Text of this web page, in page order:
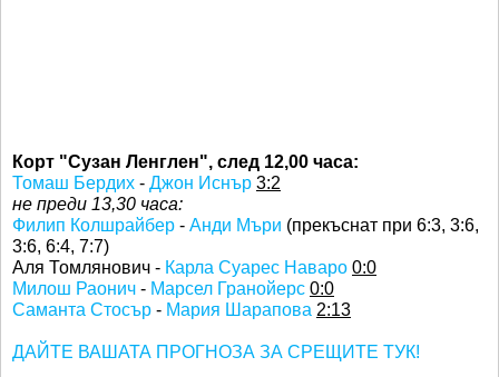
Корт "Сузан Ленглен", след 12,00 часа:
Томаш Бердих - Джон Иснър 3:2
не преди 13,30 часа:
Филип Колшрайбер - Анди Мъри (прекъснат при 6:3, 3:6,
3:6, 6:4, 7:7)
Аля Томлянович - Карла Суарес Наваро 0:0
Милош Раонич - Марсел Гранойерс 0:0
Саманта Стосър - Мария Шарапова 2:13
ДАЙТЕ ВАШАТА ПРОГНОЗА ЗА СРЕЩИТЕ ТУК!